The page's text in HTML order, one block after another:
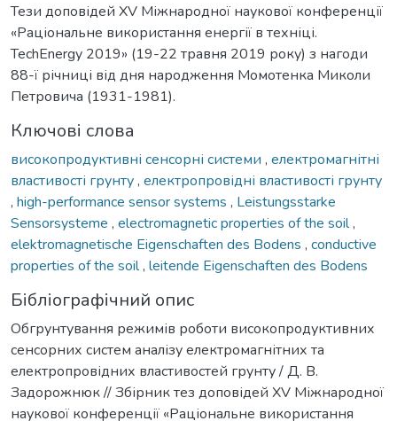
Тези доповідей XV Міжнародної наукової конференції
«Раціональне використання енергії в техніці.
TechEnergy 2019» (19-22 травня 2019 року) з нагоди
88-ї річниці від дня народження Момотенка Миколи
Петровича (1931-1981).
Ключові слова
високопродуктивні сенсорні системи , електромагнітні
властивості грунту, електропровідні властивості грунту
, high-performance sensor systems , Leistungsstarke
Sensorsysteme , electromagnetic properties of the soil,
elektromagnetische Eigenschaften des Bodens , conductive
properties of the soil, leitende Eigenschaften des Bodens
Бібліографічний опис
Обгрунтування режимів роботи високопродуктивних
сенсорних систем аналізу електромагнітних та
електропровідних властивостей грунту / Д. В.
Задорожнюк // Збірник тез доповідей XV Міжнародної
наукової конференції «Раціональне використання